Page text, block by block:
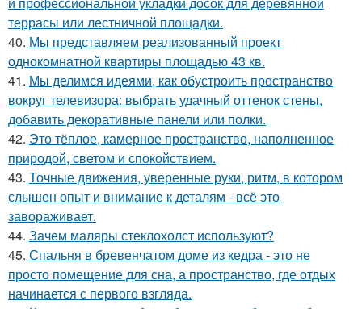
террасы или лестничной площадки.
40. Мы представляем реализованный проект
однокомнатной квартиры площадью 43 кв.
41. Мы делимся идеями, как обустроить пространство
вокруг телевизора: выбрать удачный оттенок стены,
добавить декоративные панели или полки.
42. Это тёплое, камерное пространство, наполненное
природой, светом и спокойствием.
43. Точные движения, уверенные руки, ритм, в котором
слышен опыт и внимание к деталям - всё это
завораживает.
44. Зачем маляры стеклохолст используют?
45. Спальня в бревенчатом доме из кедра - это не
просто помещение для сна, а пространство, где отдых
начинается с первого взгляда.